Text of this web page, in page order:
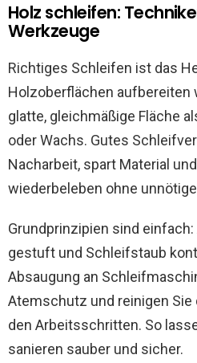
Holz schleifen:
Werkzeuge
Richtiges Schleifen ist das
Holzoberflächen aufbereiten
glatte, gleichmäßige Fläche
oder Wachs. Gutes
Nacharbeit, spart Material
wiederbeleben ohne
Grundprinzipien sind
gestuft und Schleifstaub
Absaugung an
Atemschutz und reinigen Sie
den Arbeitsschritten. So
sanieren sauber und sicher.